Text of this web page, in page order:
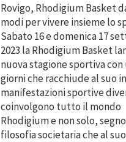
Rovigo, Rhodigium Basket
modi per vivere insieme lo
Sabato 16 e domenica 17
2023 la Rhodigium Basket
nuova stagione sportiva con
giorni che racchiude al suo
manifestazioni sportive
coinvolgono tutto il mondo
Rhodigium e non solo,
filosofia societaria che al